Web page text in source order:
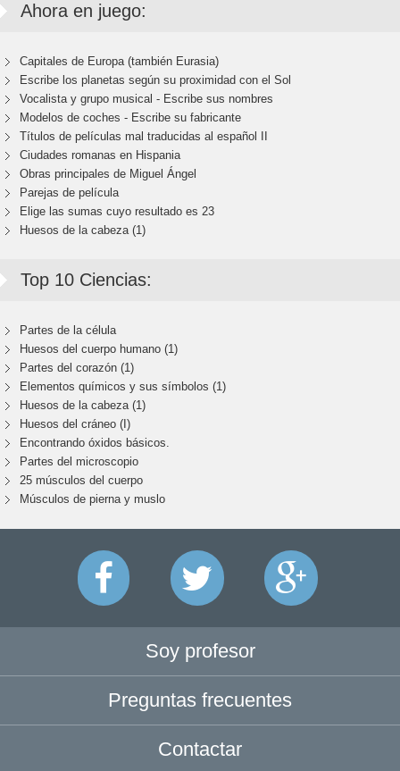
Ahora en juego:
Capitales de Europa (también Eurasia)
Escribe los planetas según su proximidad con el Sol
Vocalista y grupo musical - Escribe sus nombres
Modelos de coches - Escribe su fabricante
Títulos de películas mal traducidas al español II
Ciudades romanas en Hispania
Obras principales de Miguel Ángel
Parejas de película
Elige las sumas cuyo resultado es 23
Huesos de la cabeza (1)
Top 10 Ciencias:
Partes de la célula
Huesos del cuerpo humano (1)
Partes del corazón (1)
Elementos químicos y sus símbolos (1)
Huesos de la cabeza (1)
Huesos del cráneo (I)
Encontrando óxidos básicos.
Partes del microscopio
25 músculos del cuerpo
Músculos de pierna y muslo
Soy profesor
Preguntas frecuentes
Contactar